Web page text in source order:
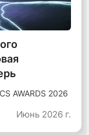
AWARDS 2026
Июнь 2026 г.